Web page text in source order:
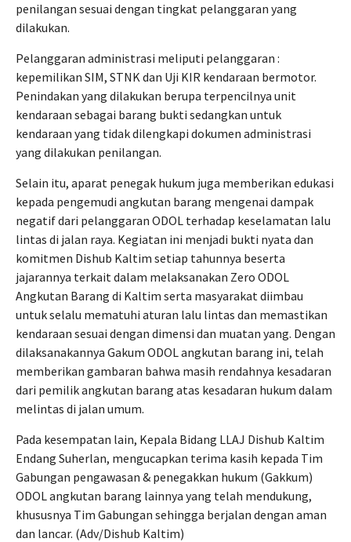
penilangan sesuai dengan tingkat pelanggaran yang
dilakukan.
Pelanggaran administrasi meliputi pelanggaran :
kepemilikan SIM, STNK dan Uji KIR kendaraan bermotor.
Penindakan yang dilakukan berupa terpencilnya unit
kendaraan sebagai barang bukti sedangkan untuk
kendaraan yang tidak dilengkapi dokumen administrasi
yang dilakukan penilangan.
Selain itu, aparat penegak hukum juga memberikan edukasi
kepada pengemudi angkutan barang mengenai dampak
negatif dari pelanggaran ODOL terhadap keselamatan lalu
lintas di jalan raya. Kegiatan ini menjadi bukti nyata dan
komitmen Dishub Kaltim setiap tahunnya beserta
jajarannya terkait dalam melaksanakan Zero ODOL
Angkutan Barang di Kaltim serta masyarakat diimbau
untuk selalu mematuhi aturan lalu lintas dan memastikan
kendaraan sesuai dengan dimensi dan muatan yang. Dengan
dilaksanakannya Gakum ODOL angkutan barang ini, telah
memberikan gambaran bahwa masih rendahnya kesadaran
dari pemilik angkutan barang atas kesadaran hukum dalam
melintas di jalan umum.
Pada kesempatan lain, Kepala Bidang LLAJ Dishub Kaltim
Endang Suherlan, mengucapkan terima kasih kepada Tim
Gabungan pengawasan & penegakkan hukum (Gakkum)
ODOL angkutan barang lainnya yang telah mendukung,
khususnya Tim Gabungan sehingga berjalan dengan aman
dan lancar. (Adv/Dishub Kaltim)